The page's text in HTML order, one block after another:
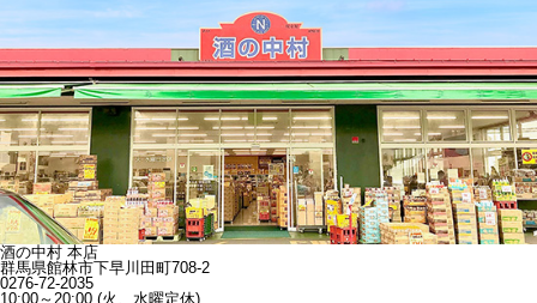
酒の中村 本店
群馬県館林市下早川田町708-2
0276-72-2035
10:00～20:00 (火、水曜定休)